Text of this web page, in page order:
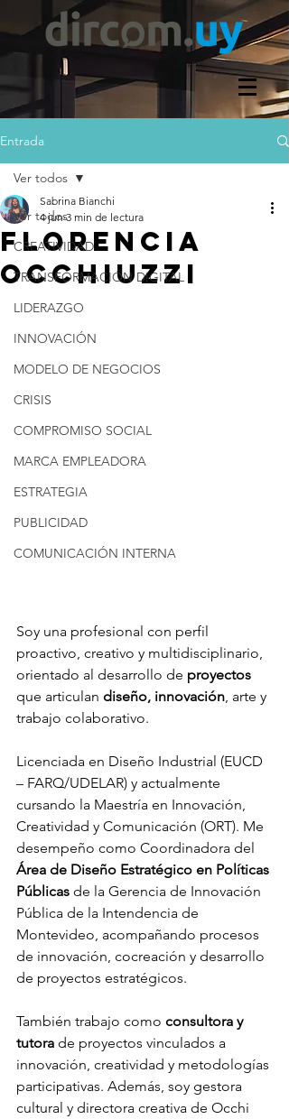
Entrada
Ver todos
CREATIVIDAD
TRANSFORMACIÓN DIGITAL
LIDERAZGO
INNOVACIÓN
MODELO DE NEGOCIOS
CRISIS
COMPROMISO SOCIAL
MARCA EMPLEADORA
ESTRATEGIA
PUBLICIDAD
COMUNICACIÓN INTERNA
Ver todos
FLORENCIA
OCCHIUZZI
Sabrina Bianchi
4 jun 3 min de lectura
Soy una profesional con perfil
proactivo, creativo y multidisciplinario,
orientado al desarrollo de proyectos
que articulan diseño, innovación, arte y
trabajo colaborativo.
Licenciada en Diseño Industrial (EUCD
– FARQ/UDELAR) y actualmente
cursando la Maestría en Innovación,
Creatividad y Comunicación (ORT). Me
desempeño como Coordinadora del
Área de Diseño Estratégico en Políticas
Públicas de la Gerencia de Innovación
Pública de la Intendencia de
Montevideo, acompañando procesos
de innovación, cocreación y desarrollo
de proyectos estratégicos.
También trabajo como consultora y
tutora de proyectos vinculados a
innovación, creatividad y metodologías
participativas. Además, soy gestora
cultural y directora creativa de Occhi